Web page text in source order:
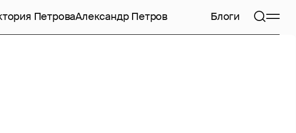
ПетроваАлександр Петров Блоги